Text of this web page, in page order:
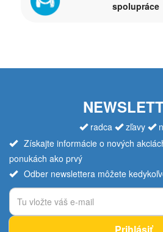
spolupráce
radca zľavy
Získajte informácie o nových
ponukách ako prvý
Odber newslettera môžete
Prihlásiť